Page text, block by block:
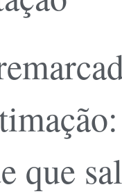
que